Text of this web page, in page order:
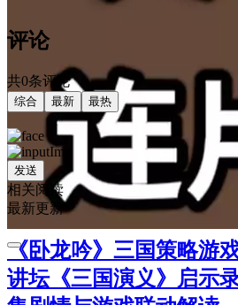
评论
共0条评论
综合 最新 最热
发送
相关阅读
最新更新
《卧龙吟》三国策略游
讲坛《三国演义》启示